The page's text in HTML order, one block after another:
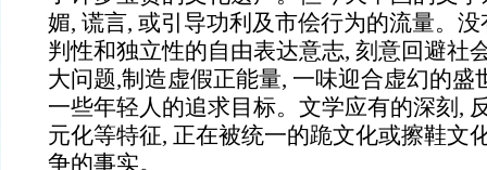
媚, 谎言, 或引导功利及市侩行为的流量。
判性和独立性的自由表达意志, 刻意回避社
大问题,制造虚假正能量, 一味迎合虚幻的盛
一些年轻人的追求目标。文学应有的深刻,
元化等特征, 正在被统一的跪文化或擦鞋文
争的事实。